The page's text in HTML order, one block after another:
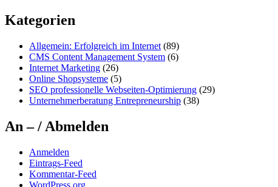
Kategorien
Allgemein: Erfolgreich im Internet (89)
CMS Content Management System (6)
Internet Marketing (26)
Online Shopsysteme (5)
SEO professionelle Webseiten-Optimierung (29)
Unternehmerberatung Entrepreneurship (38)
An – / Abmelden
Anmelden
Eintrags-Feed
Kommentar-Feed
WordPress.org